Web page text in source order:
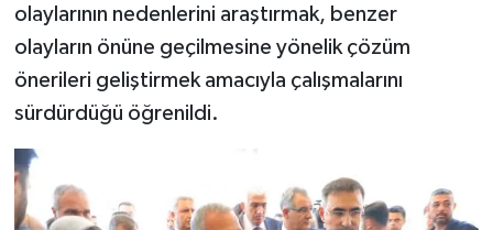
olaylarının nedenlerini araştırmak, benzer
olayların önüne geçilmesine yönelik çözüm
önerileri geliştirmek amacıyla çalışmalarını
sürdürdüğü öğrenildi.